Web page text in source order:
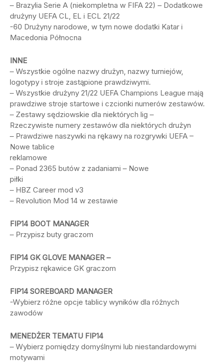
– Brazylia Serie A (niekompletna w FIFA 22) – Dodatkowe
drużyny UEFA CL, EL i ECL 21/22
-60 Drużyny narodowe, w tym nowe dodatki Katar i
Macedonia Północna
INNE
– Wszystkie ogólne nazwy drużyn, nazwy turniejów,
logotypy i stroje zastąpione prawdziwymi.
– Wszystkie drużyny 21/22 UEFA Champions League mają
prawdziwe stroje startowe i czcionki numerów zestawów.
– Zestawy sędziowskie dla niektórych lig –
Rzeczywiste numery zestawów dla niektórych drużyn
– Prawdziwe naszywki na rękawy na rozgrywki UEFA –
Nowe tablice
reklamowe
– Ponad 2365 butów z zadaniami – Nowe
piłki
– HBZ Career mod v3
– Revolution Mod 14 w zestawie
FIP14 BOOT MANAGER
– Przypisz buty graczom
FIP14 GK GLOVE MANAGER –
Przypisz rękawice GK graczom
FIP14 SOREBOARD MANAGER
-Wybierz różne opcje tablicy wyników dla różnych
zawodów
MENEDŻER TEMATU FIP14
– Wybierz pomiędzy domyślnymi lub niestandardowymi
motywami